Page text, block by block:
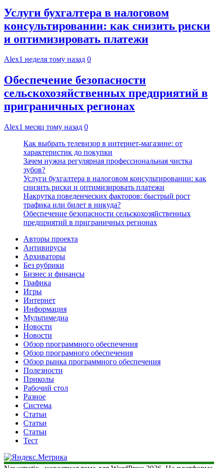
Услуги бухгалтера в налоговом
консультировании: как снизить риски
и оптимизировать платежи
Alex1 неделя тому назад 0
Обеспечение безопасности
сельскохозяйственных предприятий в
приграничных регионах
Alex1 месяц тому назад 0
Как выбрать телевизор в интернет-магазине: от
характеристик до покупки
Зачем нужна регулярная профессиональная чистка
зубов?
Услуги бухгалтера в налоговом консультировании: как
снизить риски и оптимизировать платежи
Накрутка поведенческих факторов: быстрый рост
трафика или билет в никуда?
Обеспечение безопасности сельскохозяйственных
предприятий в приграничных регионах
Авторы проекта
Антивирусы
Архиваторы
Без рубрики
Бизнес и финансы
Графика
Игры
Интернет
Информация
Мультимедиа
Новости
Новости
Обзор программного обеспечения
Обзор програмного обеспечения
Обзор рынка программного обеспечения
Полезности
Приколы
Рабочий стол
Разное
Система
Статьи
Статьи
Статьи
Тест